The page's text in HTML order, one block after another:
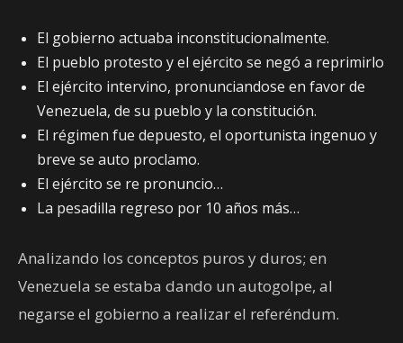
El gobierno actuaba inconstitucionalmente.
El pueblo protesto y el ejército se negó a reprimirlo
El ejército intervino, pronunciandose en favor de
Venezuela, de su pueblo y la constitución.
El régimen fue depuesto, el oportunista ingenuo y
breve se auto proclamo.
El ejército se re pronuncio…
La pesadilla regreso por 10 años más…
Analizando los conceptos puros y duros; en
Venezuela se estaba dando un autogolpe, al
negarse el gobierno a realizar el referéndum.